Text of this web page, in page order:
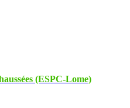
(ESPC-Lome)